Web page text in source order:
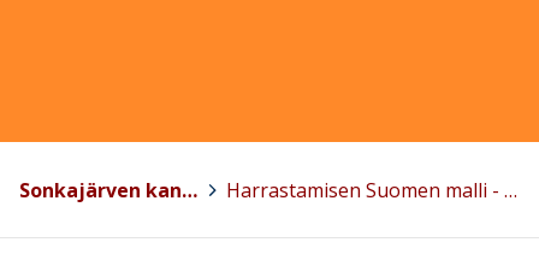
Sonkajärven kansalaisopisto > Harrastamisen Suomen malli - Sonkajärvi